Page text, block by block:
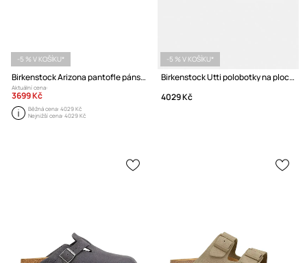
-5 % V KOŠÍKU*
Birkenstock Arizona pantofle pánské kožené
Aktuální cena:
3699 Kč
Běžná cena:4029 Kč
Nejnižší cena:4029 Kč
-5 % V KOŠÍKU*
Birkenstock Utti polobotky na plochém podpatku semišové
4029 Kč